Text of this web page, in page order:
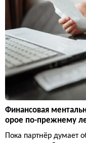
Финансовая
орое по-прежнему
Пока партнёр думает